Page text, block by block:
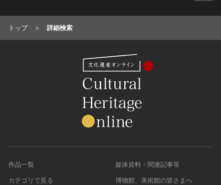
トップ 詳細検索
作品一覧
カテゴリで見る
媒体資料・関連記事等
博物館、美術館の皆さまへ